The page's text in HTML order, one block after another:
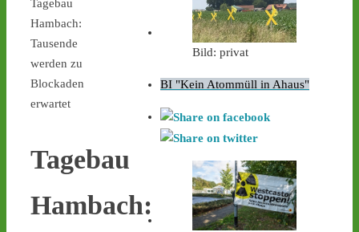
Tagebau
Hambach:
Tausende
werden zu
Blockaden
erwartet
Tagebau
Hambach:
Bild: privat
BI "Kein Atommüll in Ahaus"